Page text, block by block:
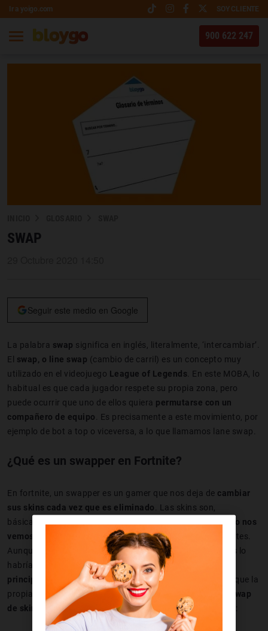
Ir a yoigo.com SOY CLIENTE
900 622 247
SWAP
Seguir este medio en Google
La palabra swap significa en inglés, literalmente, ‘intercambiar’.
El swap, o line swap (cambio de carril) es un concepto muy
utilizado en el videojuego League of Legends . En este MOBA, lo
habitual es que cada jugador respete su propia zona, pero
puede ocurrir que uno de ellos quiera permutarse con un
compañero de equipo . Es precisamente a este movimiento, por
ejemplo de bot a top o viceversa, a lo que llamamos lane swap.
¿Qué es un swapper en Fortnite?
En fortnite, un swapper es un gamer que nos deja de cambiar
sus skins cada vez que es eliminado . Las skins son,
básicamente, las apariencias de nuestros jugadores,
cómo nos
vemos tanto nosotros
en pantalla como nuestros oponentes.
Aunque si nos lo hubiesen dicho a finales de los 90 no nos lo
habríamos creído, resulta que las skins son
principales atractivos de los shootersmodernos. De ahí que la
propia Epic Games decidiese hace no mucho
permitir el swap
de skin en Fortnite de forma mucho más rápida
y directa: